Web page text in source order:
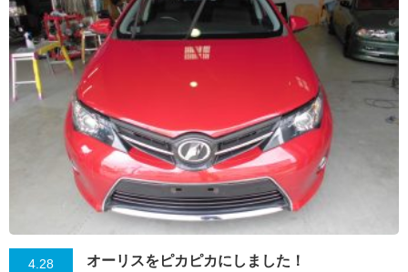
4.28 オーリスをピカピカにしました！